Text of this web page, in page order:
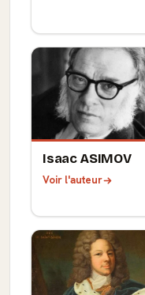
Isaac ASIMOV
Voir l'auteur